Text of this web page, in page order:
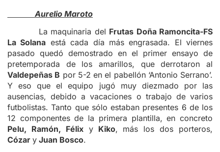
Aurelio Maroto
La maquinaria del Frutas Doña Ramoncita-FS
La Solana está cada día más engrasada. El viernes
pasado quedó demostrado en el primer ensayo de
pretemporada de los amarillos, que derrotaron al
Valdepeñas B por 5-2 en el pabellón ‘Antonio Serrano’.
Y eso que el equipo jugó muy diezmado por las
ausencias, debido a vacaciones o trabajo de varios
futbolistas. Tanto que sólo estaban presentes 6 de los
12 componentes de la primera plantilla, en concreto
Pelu, Ramón, FélixyKiko, más los dos porteros,
Cózar y Juan Bosco.